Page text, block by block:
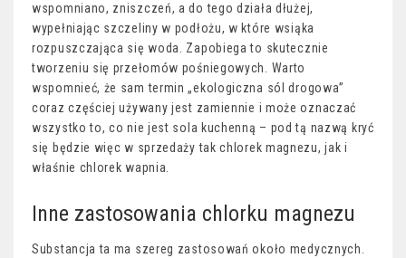
wspomniano, zniszczeń, a do tego działa dłużej,
wypełniając szczeliny w podłożu, w które wsiąka
rozpuszczająca się woda. Zapobiega to skutecznie
tworzeniu się przełomów pośniegowych. Warto
wspomnieć, że sam termin „ekologiczna sól drogowa”
coraz częściej używany jest zamiennie i może oznaczać
wszystko to, co nie jest sola kuchenną – pod tą nazwą kryć
się będzie więc w sprzedaży tak chlorek magnezu, jak i
właśnie chlorek wapnia.
Inne zastosowania chlorku magnezu
Substancja ta ma szereg zastosowań około medycznych.